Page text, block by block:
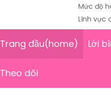
Mức độ
Lĩnh vực
Trang đầu(home) Lời
Theo dõi